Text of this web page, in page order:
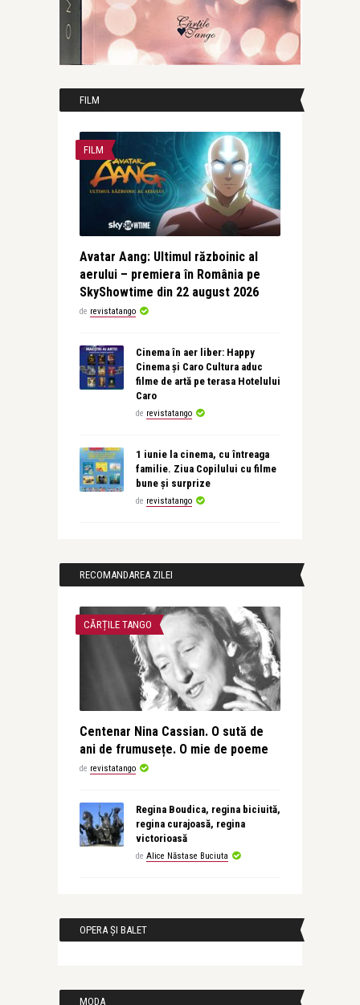
FILM
FILM
Avatar Aang: Ultimul războinic al
aerului – premiera în România pe
SkyShowtime din 22 august 2026
de revistatango
Cinema în aer liber: Happy
Cinema și Caro Cultura aduc
filme de artă pe terasa Hotelului
Caro
de revistatango
1 iunie la cinema, cu întreaga
familie. Ziua Copilului cu filme
bune și surprize
de revistatango
RECOMANDAREA ZILEI
CĂRȚILE TANGO
Centenar Nina Cassian. O sută de
ani de frumusețe. O mie de poeme
de revistatango
Regina Boudica, regina biciuită,
regina curajoasă, regina
victorioasă
de Alice Năstase Buciuta
OPERA ȘI BALET
MODA